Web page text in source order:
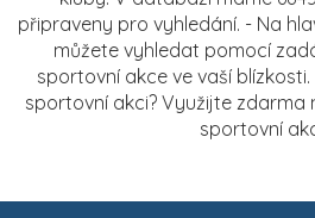
připraveny pro vyhledání. - Na
můžete vyhledat pomocí
sportovní akce ve vaší
sportovní akci? Využijte zdarma
sportovní